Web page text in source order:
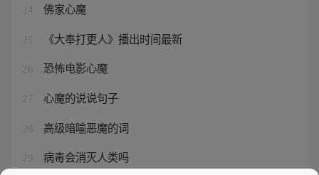
24 佛家心魔
25 《大奉打更人》播出时间最新
26 恐怖电影心魔
27 心魔的说说句子
28 高级暗喻恶魔的词
29 病毒会消灭人类吗